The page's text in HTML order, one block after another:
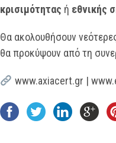
κρισιμότητας ή εθνικής
Θα ακολουθήσουν
θα προκύψουν από τη
www.axiacert.gr |